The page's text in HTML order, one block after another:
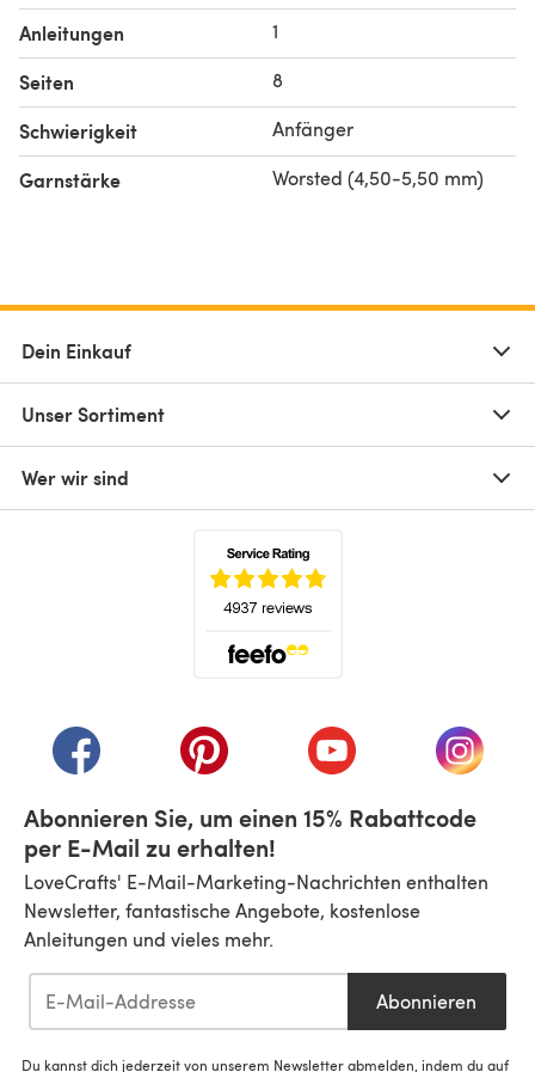
Anleitungen 1
Seiten 8
Schwierigkeit Anfänger
Garnstärke Worsted (4,50-5,50 mm)
Dein Einkauf
Unser Sortiment
Wer wir sind
(öffnet sich in einem neuen Tab)
(öffnet sich in einem neuen Tab)
(öffnet sich in einem
(öffnet
Abonnieren Sie, um einen 15% Rabattcode
per E-Mail zu erhalten!
LoveCrafts' E-Mail-Marketing-Nachrichten enthalten
Newsletter, fantastische Angebote, kostenlose
Anleitungen und vieles mehr.
Abonnieren
Du kannst dich jederzeit von unserem Newsletter abmelden, indem du auf